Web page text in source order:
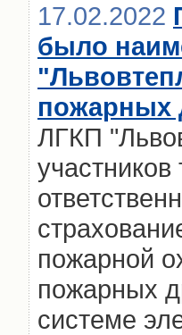
17.02.2022
было
пожарных
ЛГКП
пожарной
пожарных
системе